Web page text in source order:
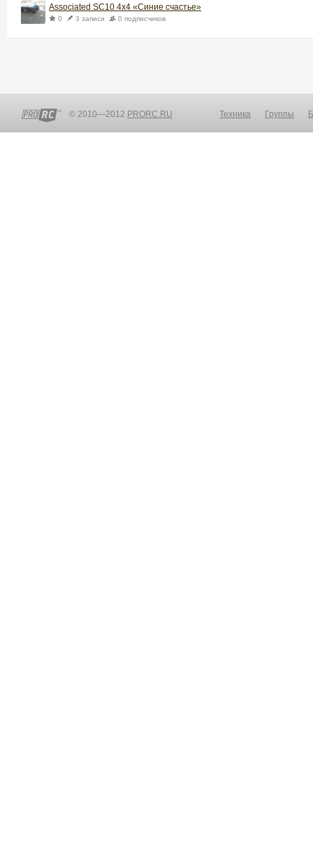
Associated SC10 4x4 «Синие счастье»
0 3 записи 0 подписчиков
© 2010—2012 PRORC.RU Техника Группы